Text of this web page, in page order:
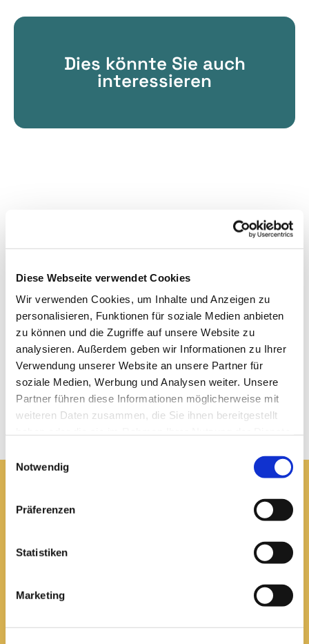
Diese Webseite verwendet Cookies
Wir verwenden Cookies, um Inhalte und Anzeigen zu
personalisieren, Funktionen für soziale Medien anbieten
zu können und die Zugriffe auf unsere Website zu
analysieren. Außerdem geben wir Informationen zu Ihrer
Verwendung unserer Website an unsere Partner für
soziale Medien, Werbung und Analysen weiter. Unsere
Partner führen diese Informationen möglicherweise mit
weiteren Daten zusammen, die Sie ihnen bereitgestellt
Notwendig
Präferenzen
Statistiken
Marketing
Dies könnte Sie auch
interessieren
Pfarrei St. Elisabeth Arnstadt
Büro Arnstadt